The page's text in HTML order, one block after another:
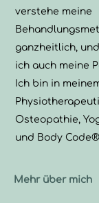
verstehe meine
ganzheitlich,
ich auch meine
Ich bin in
Osteopathie,
und Body Code®
Mehr über mich